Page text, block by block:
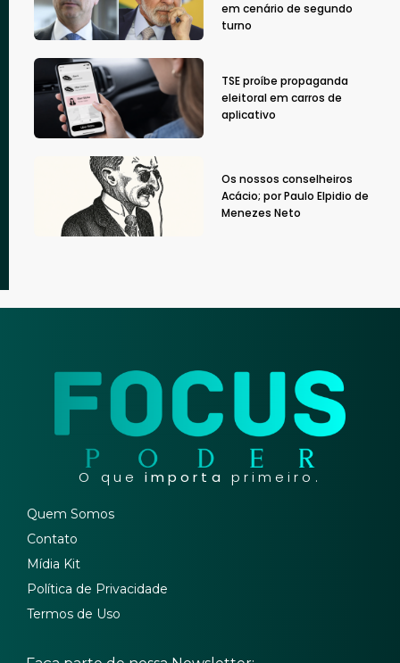
em cenário de segundo
turno
TSE proíbe propaganda
eleitoral em carros de
aplicativo
Os nossos conselheiros
Acácio; por Paulo Elpidio de
Menezes Neto
O que importa primeiro.
Quem Somos
Contato
Mídia Kit
Política de Privacidade
Termos de Uso